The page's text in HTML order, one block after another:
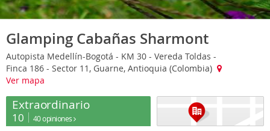
Glamping Cabañas Sharmont
Autopista Medellín-Bogotá - KM 30 - Vereda Toldas -
Finca 186 - Sector 11, Guarne, Antioquia (Colombia)
Ver mapa
Extraordinario
10 40 opiniones